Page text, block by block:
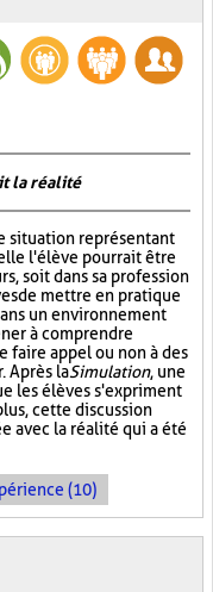
la réalité
situation représentant
l'élève pourrait être
soit dans sa profession
de mettre en pratique
un environnement
à comprendre
faire appel ou non à des
Après laSimulation, une
les élèves s'expriment
cette discussion
avec la réalité qui a été
(10)